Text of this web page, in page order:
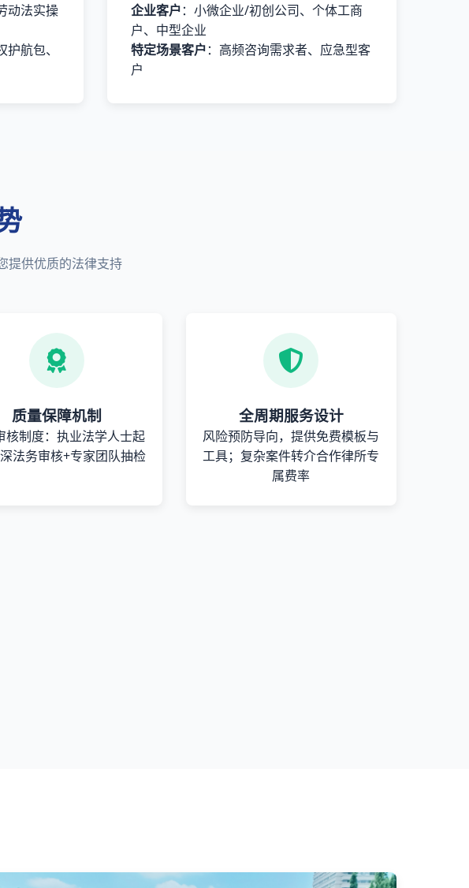
动法实操
航包、
企业客户：小微企业/初创公司、个体工商
户、中型企业
特定场景客户：高频咨询需求者、应急型客
户
提供优质的法律支持
质量保障机制
核制度：执业法学人士起
法务审核+专家团队抽检
全周期服务设计
风险预防导向，提供免费模板与
工具；复杂案件转介合作律所专
属费率